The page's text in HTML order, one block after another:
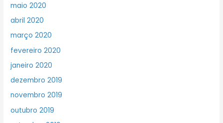
maio 2020
abril 2020
março 2020
fevereiro 2020
janeiro 2020
dezembro 2019
novembro 2019
outubro 2019